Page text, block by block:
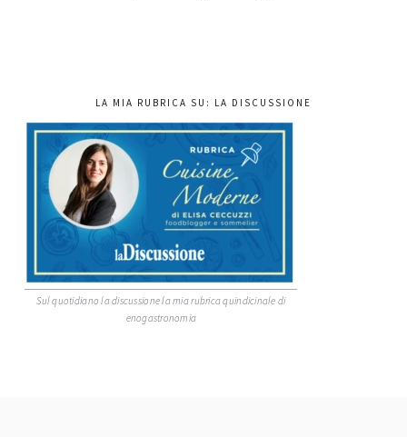
LA MIA RUBRICA SU: LA DISCUSSIONE
Sul quotidiano la discussione la mia rubrica quindicinale di
enogastronomia